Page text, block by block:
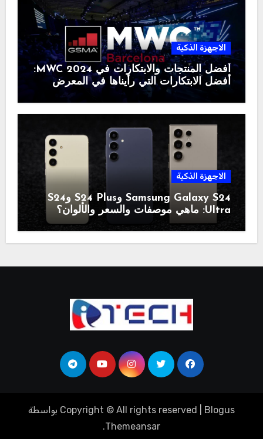
الاجهزة الذكية
أفضل المنتجات والابتكارات في MWC 2024:
أفضل الابتكارات التي رأيناها في المعرض
الاجهزة الذكية
Samsung Galaxy S24 وS24 Plus وS24
Ultra: ماهي موصفات والسعر والألوان؟
Copyright © All rights reserved Blogus
بواسطة
Themeansar
.